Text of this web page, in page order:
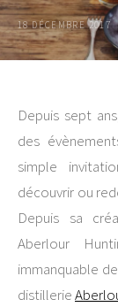
18 DÉCEMBRE 2017
Depuis sept
des
simple
découvrir ou
Depuis sa
Aberlour
immanquable
distillerie